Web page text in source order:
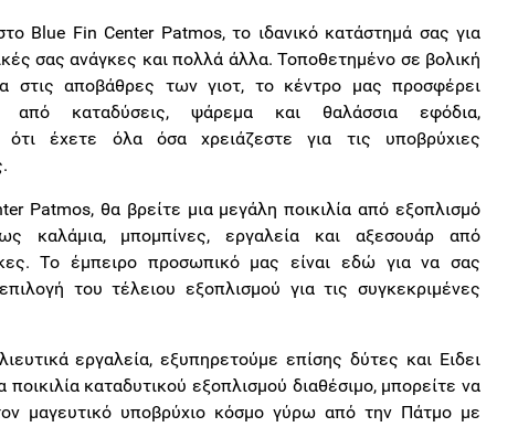
Blue Fin Center Patmos, το ιδανικό κατάστημά σας για
σας ανάγκες και πολλά άλλα. Τοποθετημένο σε βολική
στις αποβάθρες των γιοτ, το κέντρο μας προσφέρει
από καταδύσεις, ψάρεμα και θαλάσσια εφόδια,
ότι έχετε όλα όσα χρειάζεστε για τις υποβρύχιες
Patmos, θα βρείτε μια μεγάλη ποικιλία από εξοπλισμό
καλάμια, μπομπίνες, εργαλεία και αξεσουάρ από
Το έμπειρο προσωπικό μας είναι εδώ για να σας
του τέλειου εξοπλισμού για τις συγκεκριμένες
εργαλεία, εξυπηρετούμε επίσης δύτες και Ειδει
ποικιλία καταδυτικού εξοπλισμού διαθέσιμο, μπορείτε να
μαγευτικό υποβρύχιο κόσμο γύρω από την Πάτμο με